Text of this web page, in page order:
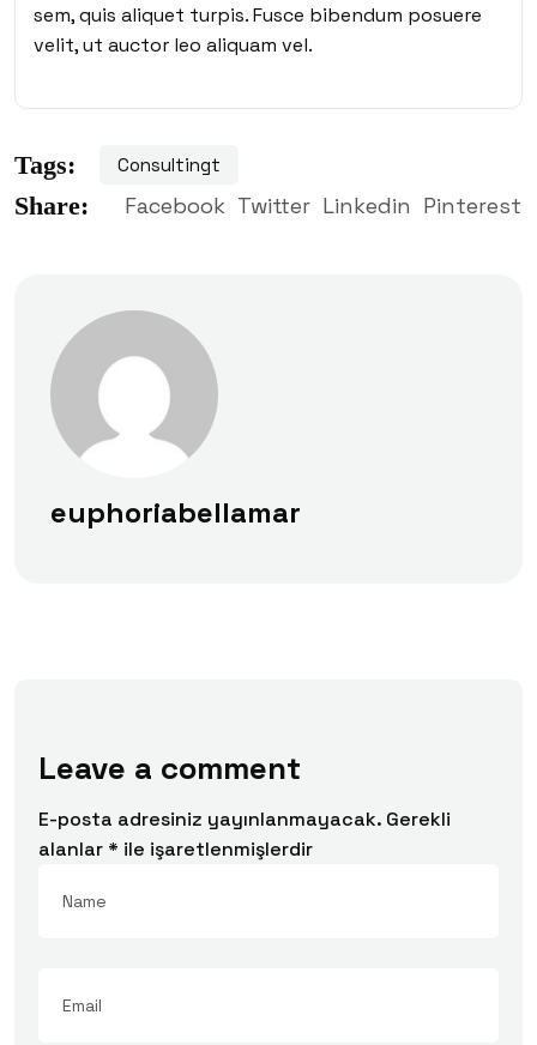
sem, quis aliquet turpis. Fusce bibendum posuere
velit, ut auctor leo aliquam vel.
Tags: Consultingt
Share: Facebook Twitter Linkedin Pinterest
euphoriabellamar
Leave a comment
E-posta adresiniz yayınlanmayacak. Gerekli
alanlar * ile işaretlenmişlerdir